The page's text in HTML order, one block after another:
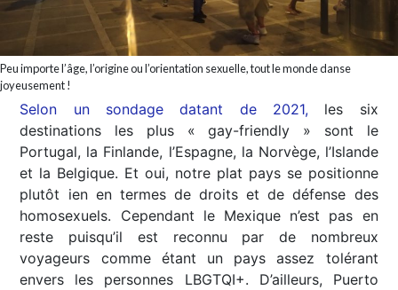
Peu importe l’âge, l’origine ou l’orientation sexuelle, tout le monde danse
joyeusement !
Selon un sondage datant de 2021, les six
destinations les plus « gay-friendly » sont le
Portugal, la Finlande, l’Espagne, la Norvège, l’Islande
et la Belgique. Et oui, notre plat pays se positionne
plutôt ien en termes de droits et de défense des
homosexuels. Cependant le Mexique n’est pas en
reste puisqu’il est reconnu par de nombreux
voyageurs comme étant un pays assez tolérant
envers les personnes LBGTQI+. D’ailleurs, Puerto